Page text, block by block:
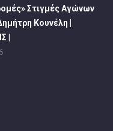
Στιγμές Αγώνων
Κουνέλη |
|